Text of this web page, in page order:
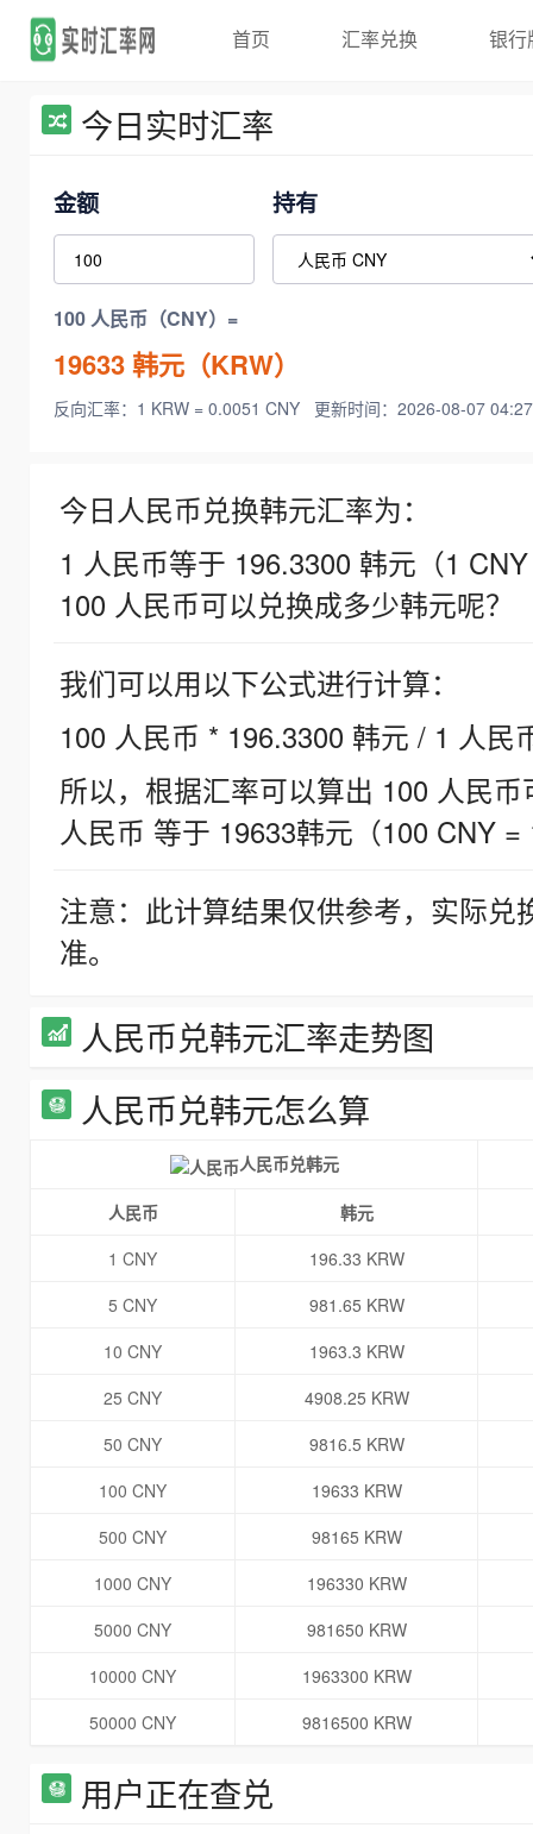
首页 汇率兑换 银行
今日实时汇率
金额 持有
100 人民币（CNY）=
19633韩元（KRW）
反向汇率：1 KRW = 0.0051 CNY 更新时间：2026-08-07
今日人民币兑换韩元汇率为：
1 人民币等于 196.3300 韩元（1
100 人民币可以兑换成多少韩元呢？
我们可以用以下公式进行计算：
100 人民币 * 196.3300 韩元 / 1 人民
所以，根据汇率可以算出 100 人民
人民币 等于 19633韩元（100 CNY =
注意：此计算结果仅供参考，实际
准。
人民币兑韩元汇率走势图
人民币兑韩元怎么算
人民币兑韩元
人民币
韩元
1 CNY
196.33 KRW
5 CNY
981.65 KRW
10 CNY
1963.3 KRW
25 CNY
4908.25 KRW
50 CNY
9816.5 KRW
100 CNY
19633 KRW
500 CNY
98165 KRW
1000 CNY
196330 KRW
5000 CNY
981650 KRW
10000 CNY
1963300 KRW
50000 CNY
9816500 KRW
用户正在查兑